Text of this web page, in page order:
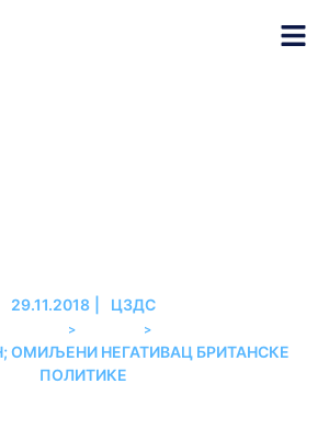
29.11.2018 ЦЗДС
> >
ОМИЉЕНИ НЕГАТИВАЦ БРИТАНСКЕ
ПОЛИТИКЕ